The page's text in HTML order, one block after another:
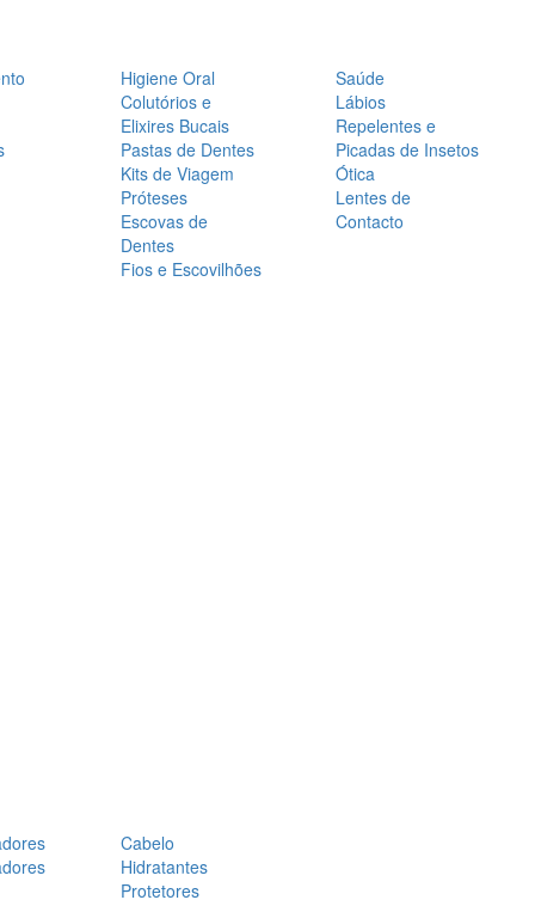
Higiene Oral
Colutórios e
Elixires Bucais
Pastas de Dentes
Kits de Viagem
Próteses
Escovas de
Dentes
Fios e Escovilhões
Saúde
Lábios
Repelentes e
Picadas de Insetos
Ótica
Lentes de
Contacto
Cabelo
Hidratantes
Protetores